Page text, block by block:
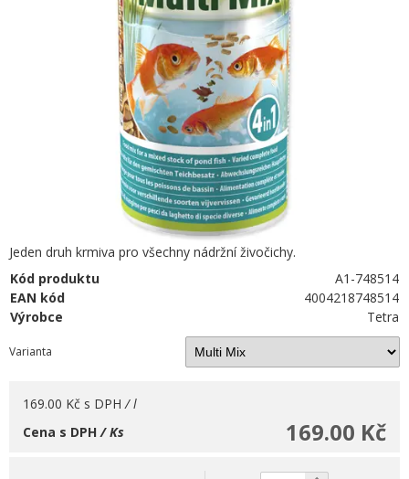
Jeden druh krmiva pro všechny nádržní živočichy.
Kód produktu
A1-748514
EAN kód
4004218748514
Výrobce
Tetra
Varianta
169.00 Kč s DPH / l
169.00 Kč
Cena s DPH/ Ks